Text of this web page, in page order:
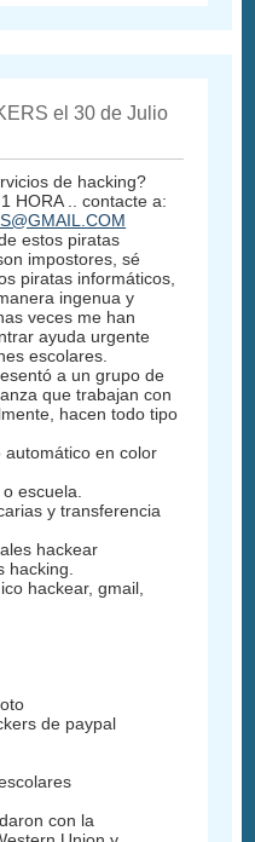
el 30 de Julio
de hacking?
HORA .. contacte a:
estos piratas
impostores, sé
piratas informáticos,
ingenua y
veces me han
ayuda urgente
escolares.
a un grupo de
que trabajan con
hacen todo tipo
automático en color
escuela.
y transferencia
hackear
hacking.
hackear, gmail,
de paypal
con la